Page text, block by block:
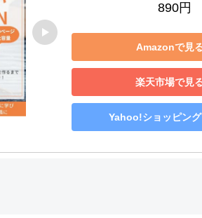
890円
Amazonで見
楽天市場で見
Yahoo!ショッピン